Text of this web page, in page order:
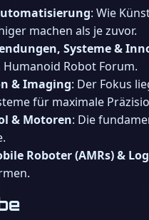
: Wie
machen als je zuvor.
Systeme &
Robot Forum.
& Imaging: Der Fokus
für maximale
& Motoren: Die
Roboter (AMRs) &